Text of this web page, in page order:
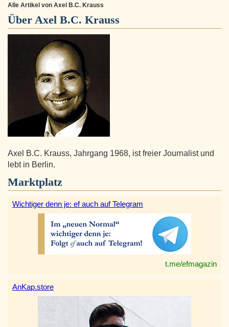
Alle Artikel von Axel B.C. Krauss
Über Axel B.C. Krauss
Axel B.C. Krauss, Jahrgang 1968, ist freier Journalist und
lebt in Berlin.
Marktplatz
Wichtiger denn je: ef auch auf Telegram
t.me/efmagazin
AnKap.store